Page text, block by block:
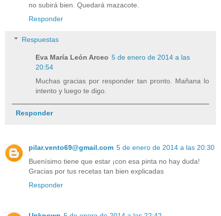
no subirá bien. Quedará mazacote.
Responder
Respuestas
Eva María León Arceo 5 de enero de 2014 a las
20:54
Muchas gracias por responder tan pronto. Mañana lo
intento y luego te digo.
Responder
pilar.vento69@gmail.com 5 de enero de 2014 a las 20:30
Buenísimo tiene que estar ¡con esa pinta no hay duda!
Gracias por tus recetas tan bien explicadas
Responder